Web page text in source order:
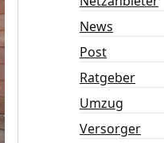
News
Post
Ratgeber
Umzug
Versorger